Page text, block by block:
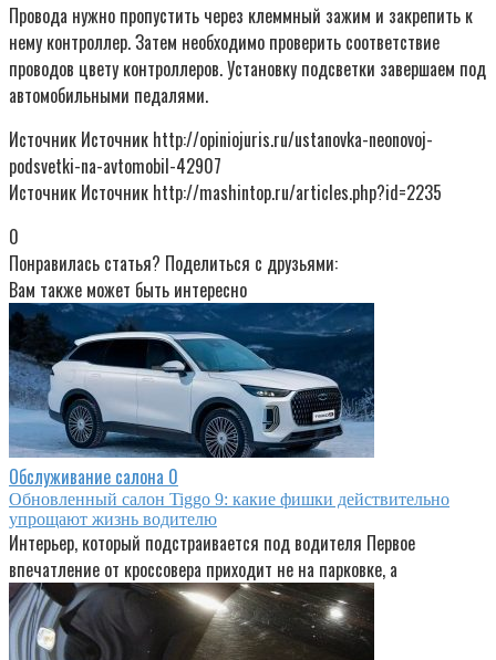
Провода нужно пропустить через клеммный зажим и закрепить к
нему контроллер. Затем необходимо проверить соответствие
проводов цвету контроллеров. Установку подсветки завершаем под
автомобильными педалями.
Источник Источник http://opiniojuris.ru/ustanovka-neonovoj-
podsvetki-na-avtomobil-42907
Источник Источник http://mashintop.ru/articles.php?id=2235
0
Понравилась статья? Поделиться с друзьями:
Вам также может быть интересно
Обслуживание салона 0
Обновленный салон Tiggo 9: какие фишки действительно
упрощают жизнь водителю
Интерьер, который подстраивается под водителя Первое
впечатление от кроссовера приходит не на парковке, а